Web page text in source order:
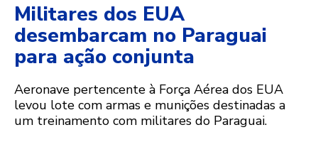
Militares dos EUA
desembarcam no Paraguai
para ação conjunta
Aeronave pertencente à Força Aérea dos EUA
levou lote com armas e munições destinadas a
um treinamento com militares do Paraguai.